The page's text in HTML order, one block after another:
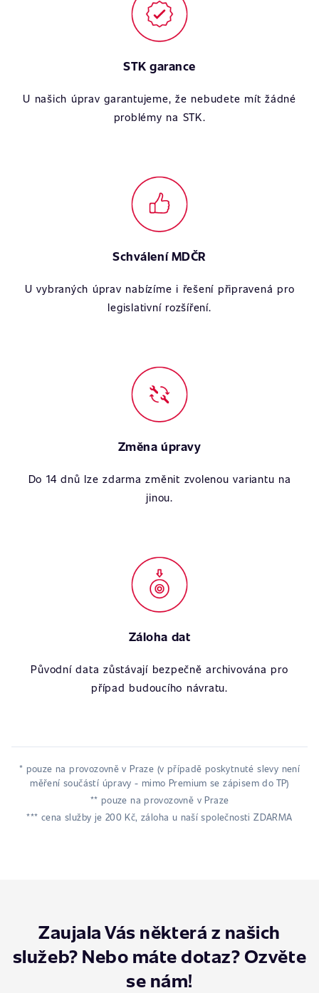
STK garance
U našich úprav garantujeme, že nebudete mít žádné
problémy na STK.
Schválení MDČR
U vybraných úprav nabízíme i řešení připravená pro
legislativní rozšíření.
Změna úpravy
Do 14 dnů lze zdarma změnit zvolenou variantu na
jinou.
Záloha dat
Původní data zůstávají bezpečně archivována pro
případ budoucího návratu.
* pouze na provozovně v Praze (v případě poskytnuté slevy není
měření součástí úpravy - mimo Premium se zápisem do TP)
** pouze na provozovně v Praze
*** cena služby je 200 Kč, záloha u naší společnosti ZDARMA
Zaujala Vás některá z našich
služeb? Nebo máte dotaz? Ozvěte
se nám!